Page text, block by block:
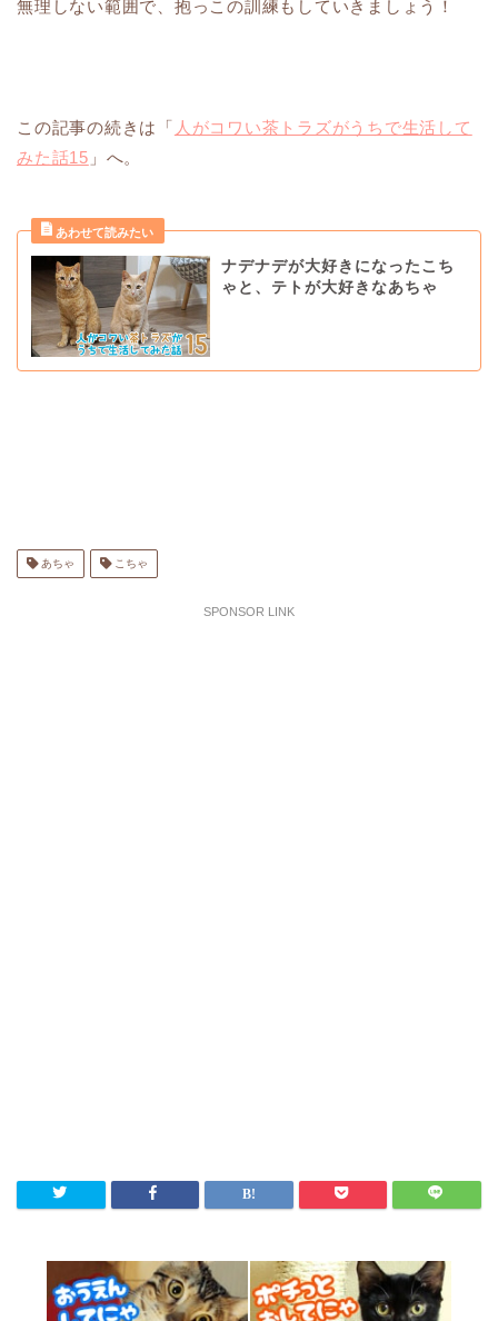
無理しない範囲で、抱っこの訓練もしていきましょう！
この記事の続きは「 人がコワい茶トラズがうちで生活して
みた話15 」へ。
ナデナデが大好きになったこち
ゃと、テトが大好きなあちゃ
あちゃ こちゃ
SPONSOR LINK